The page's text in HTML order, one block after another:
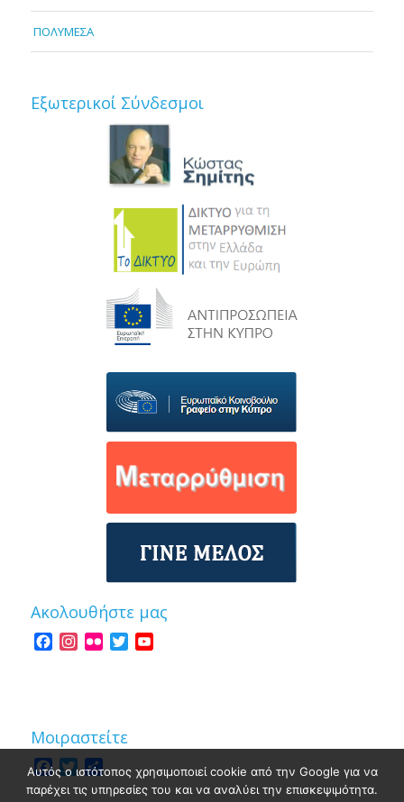
ΠΟΛΥΜΕΣΑ
Εξωτερικοί Σύνδεσμοι
Ακολουθήστε μας
Facebook
Instagram
Flickr Twitter
Μοιραστείτε
Facebook
Twitter
Share
Αυτός ο ιστότοπος χρησιμοποιεί cookie από την Google για να
παρέχει τις υπηρεσίες του και να αναλύει την επισκεψιμότητα.